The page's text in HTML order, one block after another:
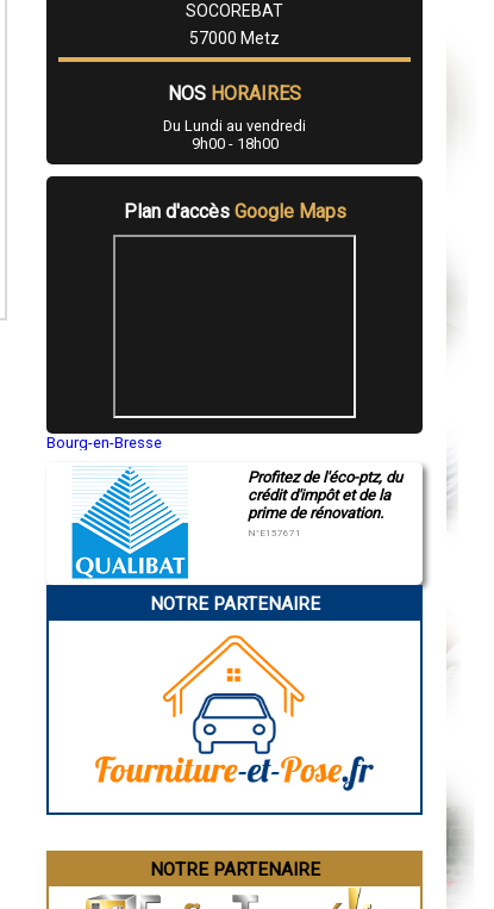
SOCOREBAT
57000 Metz
NOS HORAIRES
Du Lundi au vendredi
9h00 - 18h00
Plan d'accès Google Maps
Bourg-en-Bresse
Montluçon
Manosque
Gap
Charleville-Mézières
Pamiers
Narbonne
Brive-la-Gaillarde
Guéret
Besançon
Évreux
Profitez de l'éco-ptz, du
crédit d'impôt et de la
prime de rénovation.
N°E157671
NOTRE PARTENAIRE
NOTRE PARTENAIRE